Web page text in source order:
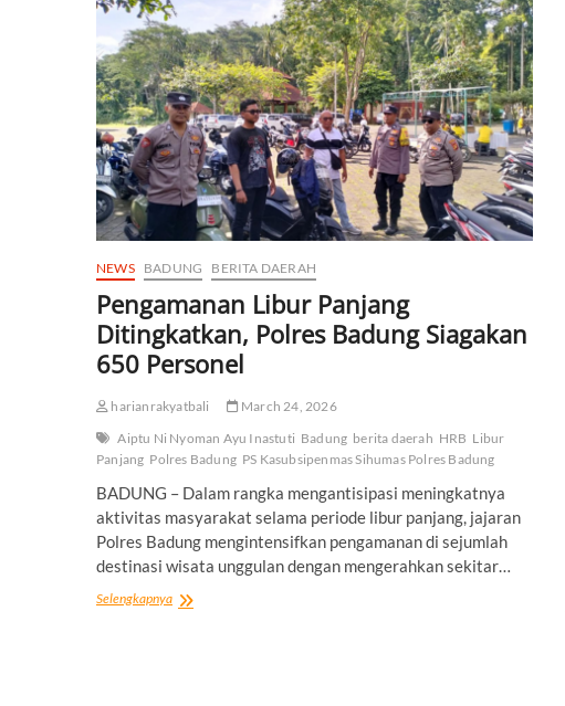
NEWS BADUNG BERITA DAERAH
Pengamanan Libur Panjang
Ditingkatkan, Polres Badung Siagakan
650 Personel
harianrakyatbali
March 24, 2026
Aiptu Ni Nyoman Ayu Inastuti Badung berita daerah HRB Libur
Panjang Polres Badung PS Kasubsipenmas Sihumas Polres Badung
BADUNG – Dalam rangka mengantisipasi meningkatnya
aktivitas masyarakat selama periode libur panjang, jajaran
Polres Badung mengintensifkan pengamanan di sejumlah
destinasi wisata unggulan dengan mengerahkan sekitar…
SelengkapnyaPengamanan